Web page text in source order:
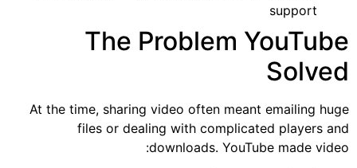
support
The Problem YouTube
Solved
At the time, sharing video often meant emailing huge
files or dealing with complicated players and
downloads. YouTube made video: